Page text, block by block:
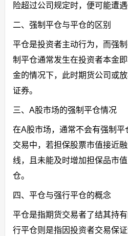
险超过公司规定时，便可能遭遇
二、强制平仓与平仓的区别
平仓是投资者主动行为，而强
制平仓通常发生在投资者本金
金的情况下，此时期货公司或
证券。
三、A股市场的强制平仓情况
在A股市场，通常不会有强制
交易中，若担保股票市值接近
线，且未能及时增加担保品市
仓。
四、平仓与强行平仓的概念
平仓是指期货交易者了结其持
行平仓则是指因投资者交易保